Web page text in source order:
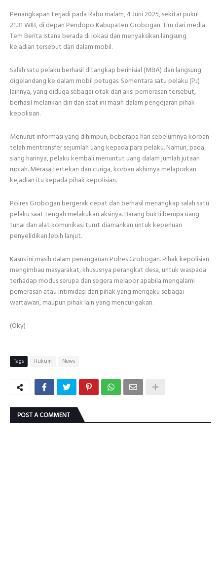
Penangkapan terjadi pada Rabu malam, 4 Juni 2025, sekitar pukul
21.31 WIB, di depan Pendopo Kabupaten Grobogan. Tim dari media
Tem Berita Istana berada di lokasi dan menyaksikan langsung
kejadian tersebut dari dalam mobil.
Salah satu pelaku berhasil ditangkap berinisial (MBA) dan langsung
digelandang ke dalam mobil petugas. Sementara satu pelaku (PJ)
lainnya, yang diduga sebagai otak dari aksi pemerasan tersebut,
berhasil melarikan diri dan saat ini masih dalam pengejaran pihak
kepolisian.
Menurut informasi yang dihimpun, beberapa hari sebelumnya korban
telah mentransfer sejumlah uang kepada para pelaku. Namun, pada
siang harinya, pelaku kembali menuntut uang dalam jumlah jutaan
rupiah. Merasa tertekan dan curiga, korban akhirnya melaporkan
kejadian itu kepada pihak kepolisian.
Polres Grobogan bergerak cepat dan berhasil menangkap salah satu
pelaku saat tengah melakukan aksinya. Barang bukti berupa uang
tunai dan alat komunikasi turut diamankan untuk keperluan
penyelidikan lebih lanjut.
Kasus ini masih dalam penanganan Polres Grobogan. Pihak kepolisian
mengimbau masyarakat, khususnya perangkat desa, untuk waspada
terhadap modus serupa dan segera melapor apabila mengalami
pemerasan atau intimidasi dari pihak yang mengaku sebagai
wartawan, maupun pihak lain yang mencurigakan.
(Oky)
Tags Hukum News
POST A COMMENT